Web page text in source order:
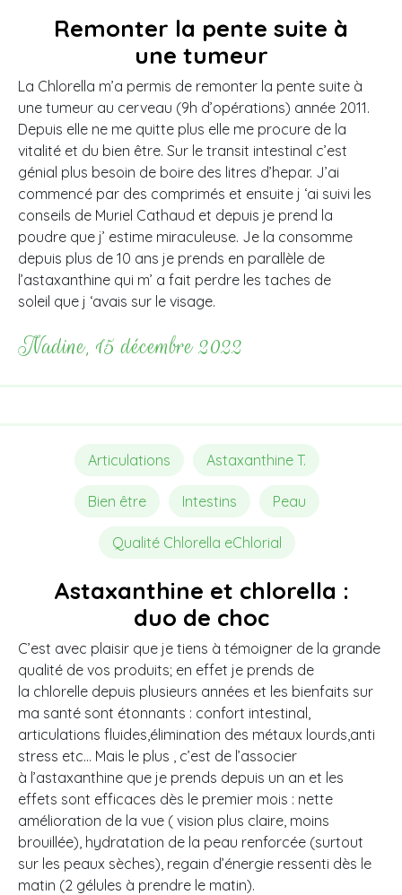
Remonter la pente suite à
une tumeur
La Chlorella m’a permis de remonter la pente suite à
une tumeur au cerveau (9h d’opérations) année 2011.
Depuis elle ne me quitte plus elle me procure de la
vitalité et du bien être. Sur le transit intestinal c’est
génial plus besoin de boire des litres d’hepar. J’ai
commencé par des comprimés et ensuite j ‘ai suivi les
conseils de Muriel Cathaud et depuis je prend la
poudre que j’ estime miraculeuse. Je la consomme
depuis plus de 10 ans je prends en parallèle de
l’astaxanthine qui m’ a fait perdre les taches de
soleil que j ‘avais sur le visage.
Nadine, 15 décembre 2022
Articulations Astaxanthine T.
Bien être Intestins Peau
Qualité Chlorella eChlorial
Astaxanthine et chlorella :
duo de choc
C’est avec plaisir que je tiens à témoigner de la grande
qualité de vos produits; en effet je prends de
la chlorelle depuis plusieurs années et les bienfaits sur
ma santé sont étonnants : confort intestinal,
articulations fluides,élimination des métaux lourds,anti
stress etc… Mais le plus , c’est de l’associer
à l’astaxanthine que je prends depuis un an et les
effets sont efficaces dès le premier mois : nette
amélioration de la vue ( vision plus claire, moins
brouillée), hydratation de la peau renforcée (surtout
sur les peaux sèches), regain d’énergie ressenti dès le
matin (2 gélules à prendre le matin).